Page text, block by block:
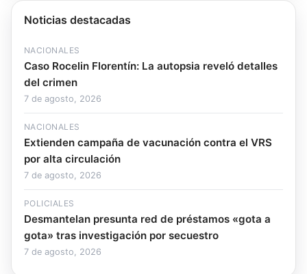
Noticias destacadas
NACIONALES
Caso Rocelin Florentín: La autopsia reveló detalles
del crimen
7 de agosto, 2026
NACIONALES
Extienden campaña de vacunación contra el VRS
por alta circulación
7 de agosto, 2026
POLICIALES
Desmantelan presunta red de préstamos «gota a
gota» tras investigación por secuestro
7 de agosto, 2026